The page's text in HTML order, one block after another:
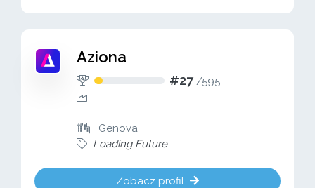
Aziona
#27 /595
Genova
Loading Future
Zobacz profil